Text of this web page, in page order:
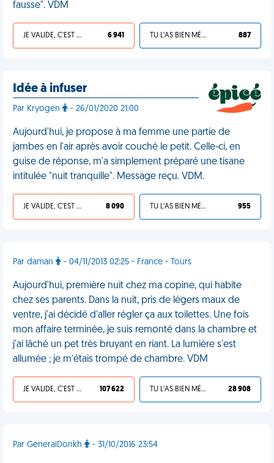
fausse". VDM
JE VALIDE, C'EST UNE VDM 6 941 TU L'AS BIEN MÉRITÉ 887
Idée à infuser
Par Kryogen - 26/01/2020 21:00
Aujourd'hui, je propose à ma femme une partie de
jambes en l'air après avoir couché le petit. Celle-ci, en
guise de réponse, m'a simplement préparé une tisane
intitulée "nuit tranquille". Message reçu. VDM.
JE VALIDE, C'EST UNE VDM 8 090 TU L'AS BIEN MÉRITÉ 955
Par daman - 04/11/2013 02:25 - France - Tours
Aujourd'hui, première nuit chez ma copine, qui habite
chez ses parents. Dans la nuit, pris de légers maux de
ventre, j'ai décidé d'aller régler ça aux toilettes. Une fois
mon affaire terminée, je suis remonté dans la chambre et
j'ai lâché un pet très bruyant en riant. La lumière s'est
allumée ; je m'étais trompé de chambre. VDM
JE VALIDE, C'EST UNE VDM 107 622 TU L'AS BIEN MÉRITÉ 28 908
Par GeneralDonkh - 31/10/2016 23:54